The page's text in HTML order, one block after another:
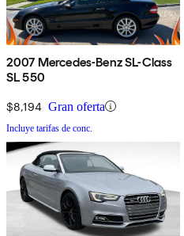
2007 Mercedes-Benz SL-Class
SL 550
$8,194 Gran oferta
Incluye tarifas de conc.